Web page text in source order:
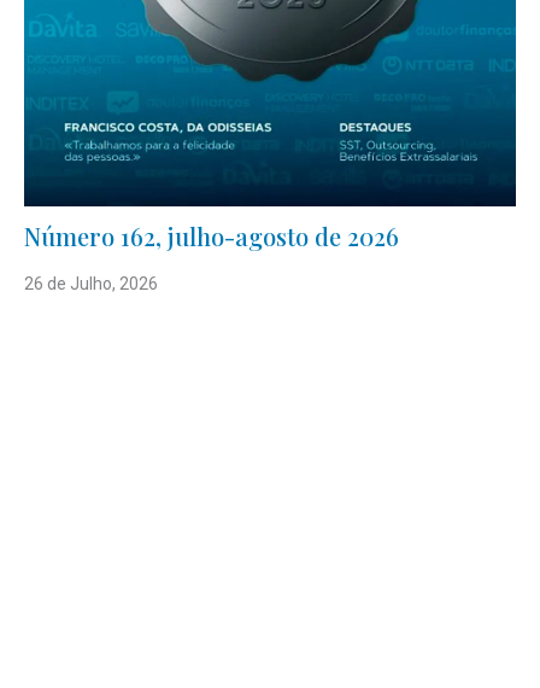
Número 162, julho-agosto de 2026
26 de Julho, 2026